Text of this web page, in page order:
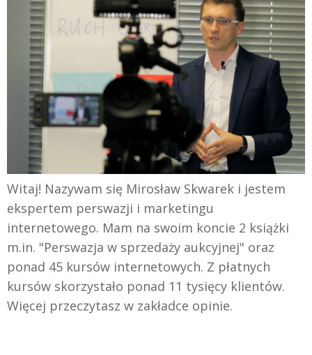
Witaj! Nazywam się Mirosław Skwarek i jestem
ekspertem perswazji i marketingu
internetowego. Mam na swoim koncie 2 książki
m.in. "Perswazja w sprzedaży aukcyjnej" oraz
ponad 45 kursów internetowych. Z płatnych
kursów skorzystało ponad 11 tysięcy klientów.
Więcej przeczytasz w zakładce opinie.